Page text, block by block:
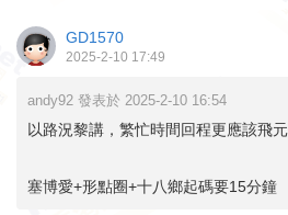
GD1570
2025-2-10 17:49
andy92 發表於 2025-2-10 16:54
以路況黎講，繁忙時間回程更應該飛
塞博愛+形點圈+十八鄉起碼要15分鐘